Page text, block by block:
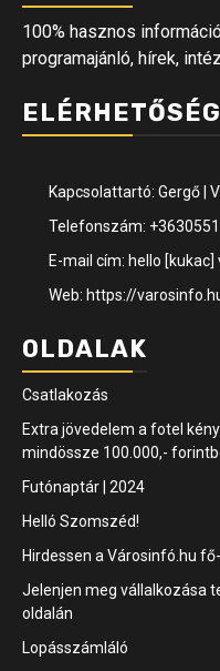
100% hasznos
programajánló, hírek,
Kapcsolattartó: Gergő |
Telefonszám:
E-mail cím: hello
Web: https://
OLDALAK
Csatlakozás
Extra jövedelem a fotel
mindössze 100.000,-
Futónaptár | 2024
Helló Szomszéd!
Hirdessen a Városinfó.hu
Jelenjen meg vállalkozása
oldalán
Lopásszámláló